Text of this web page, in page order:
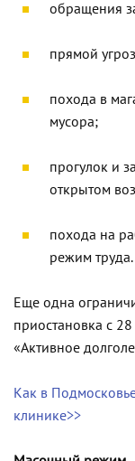
обращения
прямой
похода в
мусора;
прогулок и
открытом
похода на
режим труда.
Еще одна
приостановка с
«Активное
Как в
клинике>>